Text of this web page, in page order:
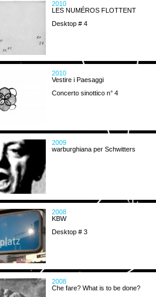
2010
LES NUMÉROS FLOTTENT
Desktop # 4
2010
Vestire i Paesaggi
Concerto sinottico n° 4
2009
warburghiana per Schwitters
2008
KBW
Desktop # 3
2008
Che fare? What is to be done?